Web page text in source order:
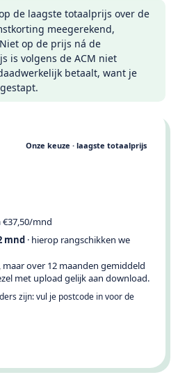
de laagste totaalprijs over de
meegerekend,
op de prijs ná de
is volgens de ACM niet
betaalt, want je
Onze keuze · laagste totaalprijs
€37,50/mnd
mnd · hierop rangschikken we
over 12 maanden gemiddeld
met upload gelijk aan download.
zijn: vul je postcode in voor de